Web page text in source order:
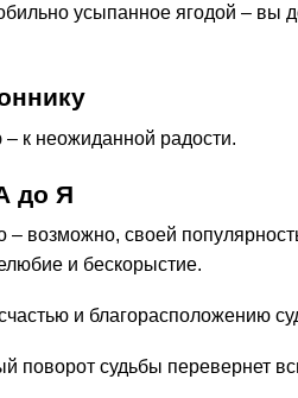
усыпанное ягодой – вы
к неожиданной радости.
до Я
– возможно, своей
и бескорыстие.
и благорасположению
поворот судьбы перевернет